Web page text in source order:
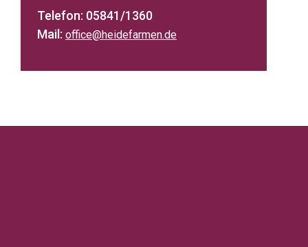
Telefon: 05841/1360
Mail: office@heidefarmen.de